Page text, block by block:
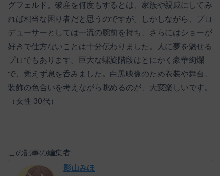
グフェルド。破産を何度もするとは、家族や親戚にしてみ
れば相当な困り者だと思うのですが。しかしながら、プロ
デューサーとしては一流の腕前を持ち、さらにはショーが
好きで仕方ないことは十分伝わりました。人に夢を魅せる
プロでもあります。巨大な螺旋階段はとにかく豪華絢爛
で、覚えず息を呑みました。白黒映像のため衣装や舞台、
装飾の色合いを考えながら眺めるのが、大変楽しいです。
（女性 30代）
この記事の編集者
影山みほ